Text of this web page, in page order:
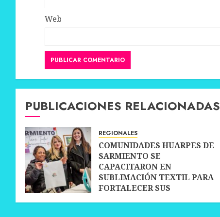
Web
PUBLICACIONES RELACIONADAS
REGIONALES
COMUNIDADES HUARPES DE
SARMIENTO SE
CAPACITARON EN
SUBLIMACIÓN TEXTIL PARA
FORTALECER SUS